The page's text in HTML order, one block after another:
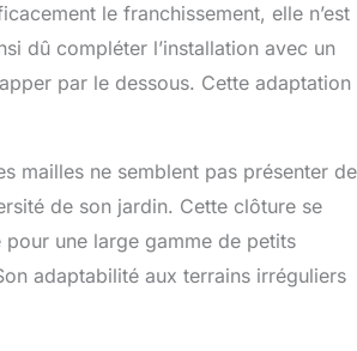
le franchissement, elle n’est
dû compléter l’installation avec un
par le dessous. Cette adaptation
mailles ne semblent pas présenter de
de son jardin. Cette clôture se
une large gamme de petits
adaptabilité aux terrains irréguliers